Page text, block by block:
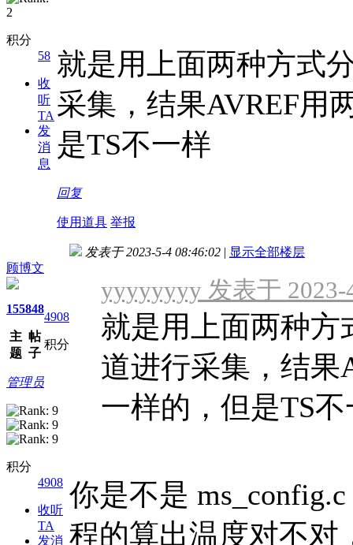
积分
58
收
听
TA
发
消
息
就是用上面两种方式
采集，结果AVREF用
是TS不一样
回复
使用道具 举报
顾博文
155
主
题
848
帖
子
4908
积分
管理员
积分
4908
收听
TA
发消
发表于 2023-5-4 08:46:02 | 显示全部楼层
yyyyyyyy 发表于 2023-
就是用上面两种方
道进行采集，结果
一样的，但是TS不
你是不是
程的算出温度对不对